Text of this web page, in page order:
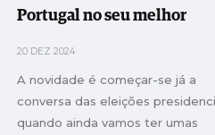
Portugal no seu melhor
20 DEZ 2024
A novidade é começar-se já a
conversa das eleições
quando ainda vamos ter umas